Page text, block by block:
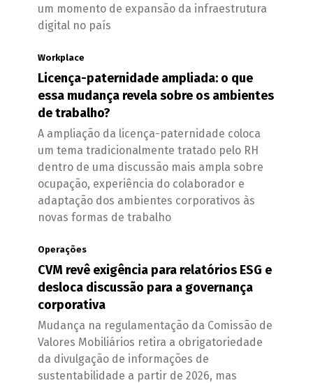
um momento de expansão da infraestrutura
digital no país
Workplace
Licença-paternidade ampliada: o que
essa mudança revela sobre os ambientes
de trabalho?
A ampliação da licença-paternidade coloca
um tema tradicionalmente tratado pelo RH
dentro de uma discussão mais ampla sobre
ocupação, experiência do colaborador e
adaptação dos ambientes corporativos às
novas formas de trabalho
Operações
CVM revê exigência para relatórios ESG e
desloca discussão para a governança
corporativa
Mudança na regulamentação da Comissão de
Valores Mobiliários retira a obrigatoriedade
da divulgação de informações de
sustentabilidade a partir de 2026, mas